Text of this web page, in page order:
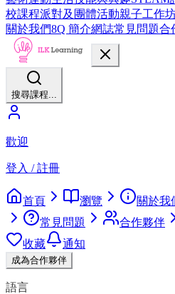
校課程派對及團體活動親子工作
關於我們8Q 簡介網誌常見問題合
搜尋課程...
歡迎
登入 / 註冊
首頁 瀏覽 關於我
常見問題
合作夥伴
收藏
通知
成為合作夥伴
語言